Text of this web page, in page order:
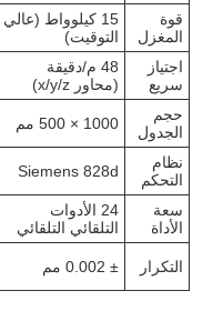
قوة
المغزل
15 كيلوواط (عالي
التوقيت)
اجتياز
سريع
48 م/دقيقة
(محاور x/y/z)
حجم
الجدول
1000 × 500 مم
نظام
التحكم
Siemens 828d
سعة
الأداة
24 الأدوات
التلقائي التلقائي
التكرار ± 0.002 مم